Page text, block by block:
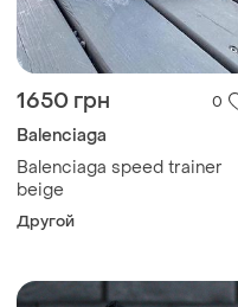
1650 грн 0
Balenciaga
Balenciaga speed trainer
beige
Другой